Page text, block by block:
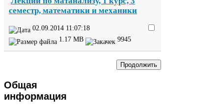
семестр, математики и механики
02 09 2014 11:07:18
1.17 MB 9945
Общая
информация